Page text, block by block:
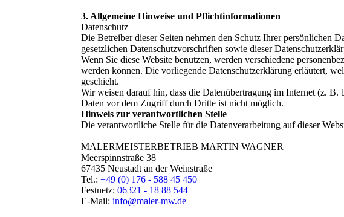
3. Allgemeine Hinweise und Pflichtinformationen
Datenschutz
Die Betreiber dieser Seiten nehmen den Schutz Ihrer persönlichen
gesetzlichen Datenschutzvorschriften sowie dieser
Wenn Sie diese Website benutzen, werden verschiedene
werden können. Die vorliegende Datenschutzerklärung erläutert,
geschieht.
Wir weisen darauf hin, dass die Datenübertragung im Internet (z.
Daten vor dem Zugriff durch Dritte ist nicht möglich.
Hinweis zur verantwortlichen Stelle
Die verantwortliche Stelle für die Datenverarbeitung auf dieser
MALERMEISTERBETRIEB MARTIN WAGNER
Meerspinnstraße 38
67435 Neustadt an der Weinstraße
Tel.:+49 (0) 176 - 588 45 450
Festnetz:06321 - 18 88 544
E-Mail:info@maler-mw.de